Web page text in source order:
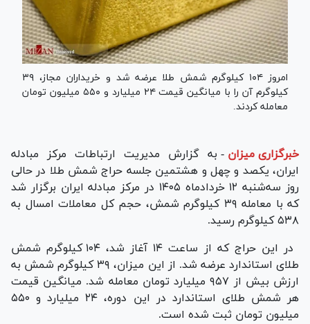
امروز ۱۰۴ کیلوگرم شمش طلا عرضه شد و خریداران مجاز، ۳۹
کیلوگرم آن را با میانگین قیمت ۲۴ میلیارد و ۵۵۰ میلیون تومان
معامله کردند.
خبرگزاری میزان - به گزارش مدیریت ارتباطات مرکز مبادله
ایران، یکصد و چهل و هشتمین جلسه حراج شمش طلا در حالی
روز سه‌شنبه ۱۲ خردادماه ۱۴۰۵ در مرکز مبادله ایران برگزار شد
که با معامله ۳۹ کیلوگرم شمش، حجم کل معاملات امسال به
۵۳۸ کیلوگرم رسید.
در این حراج که از ساعت ۱۴ آغاز شد، ۱۰۴ کیلوگرم شمش
طلای استاندارد عرضه شد. از این میزان، ۳۹ کیلوگرم شمش به
ارزش بیش از ۹۵۷ میلیارد تومان معامله شد. میانگین قیمت
هر شمش طلای استاندارد در این دوره، ۲۴ میلیارد و ۵۵۰
میلیون تومان ثبت شده است.